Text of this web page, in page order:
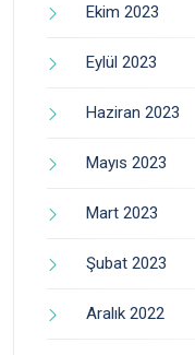
Ekim 2023
Eylül 2023
Haziran 2023
Mayıs 2023
Mart 2023
Şubat 2023
Aralık 2022